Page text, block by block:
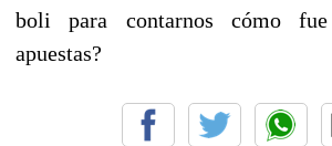
boli para contarnos cómo
apuestas?